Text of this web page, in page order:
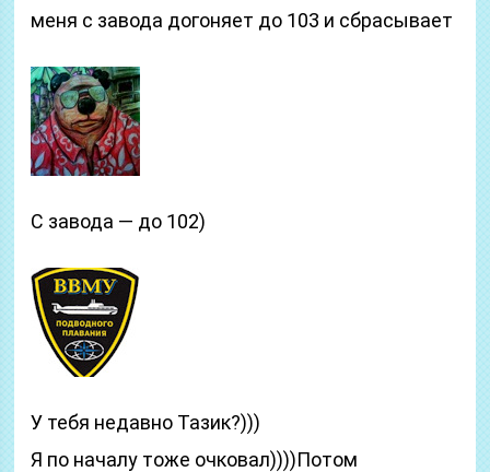
меня с завода догоняет до 103 и сбрасывает
С завода — до 102)
У тебя недавно Тазик?)))
Я по началу тоже очковал))))Потом